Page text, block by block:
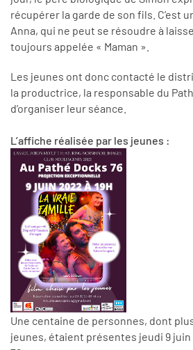
récupérer la garde de son fils. C’est
Anna, qui ne peut se résoudre à
toujours appelée « Maman ».
Les jeunes ont donc contacté le
la productrice, la responsable du
d’organiser leur séance.
L’affiche réalisée par les jeunes :
Une centaine de personnes, dont
jeunes, étaient présentes jeudi 9 juin